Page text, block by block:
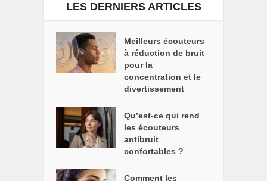
LES DERNIERS ARTICLES
Meilleurs écouteurs
à réduction de bruit
pour la
concentration et le
divertissement
Qu’est-ce qui rend
les écouteurs
antibruit
confortables ?
Comment les